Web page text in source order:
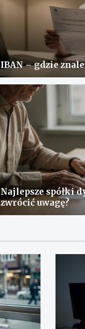
IBAN – gdzie
Najlepsze spółki
zwrócić uwagę?